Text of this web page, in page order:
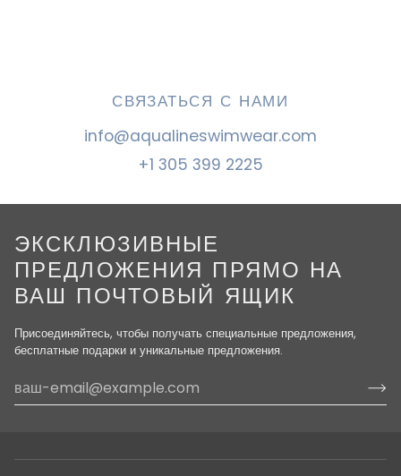
СВЯЗАТЬСЯ С НАМИ
info@aqualineswimwear.com
+1 305 399 2225
ЭКСКЛЮЗИВНЫЕ
ПРЕДЛОЖЕНИЯ ПРЯМО НА
ВАШ ПОЧТОВЫЙ ЯЩИК
Присоединяйтесь, чтобы получать специальные предложения,
бесплатные подарки и уникальные предложения.